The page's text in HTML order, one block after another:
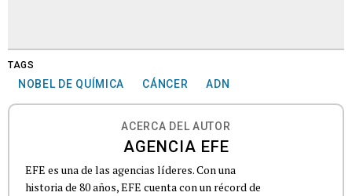
TAGS
NOBEL DE QUÍMICA CÁNCER ADN
ACERCA DEL AUTOR
AGENCIA EFE
EFE es una de las agencias líderes. Con una
historia de 80 años, EFE cuenta con un récord de